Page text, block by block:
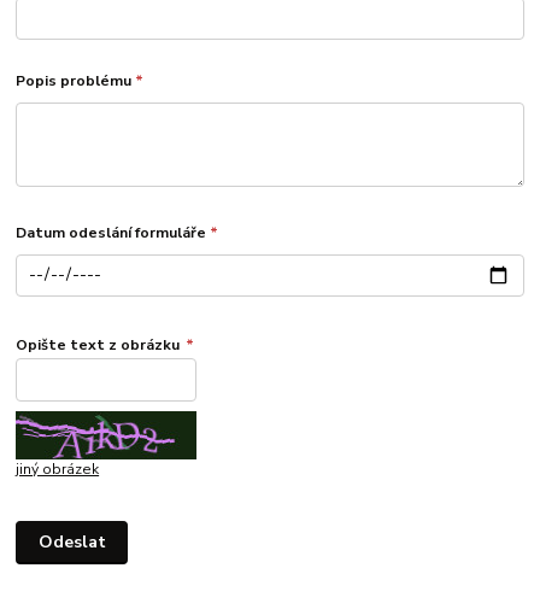
Popis problému *
Datum odeslání formuláře *
Opište text z obrázku *
jiný obrázek